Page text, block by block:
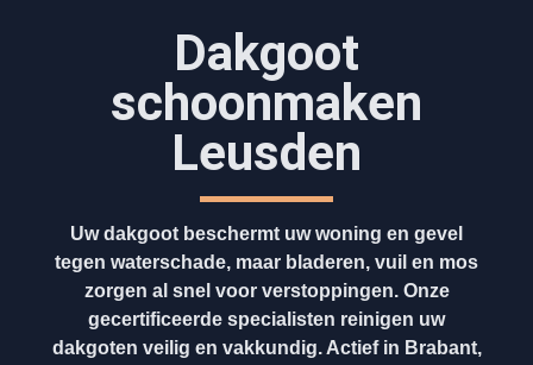
Dakgoot
schoonmaken​
Leusden
Uw dakgoot beschermt uw woning en gevel
tegen waterschade, maar bladeren, vuil en mos
zorgen al snel voor verstoppingen. Onze
gecertificeerde specialisten reinigen uw
dakgoten veilig en vakkundig. Actief in Brabant,